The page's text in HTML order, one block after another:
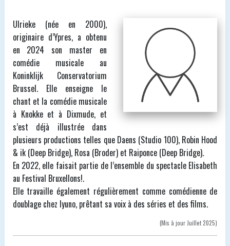
Ulrieke (née en 2000),
originaire d’Ypres, a obtenu
en 2024 son master en
comédie musicale au
Koninklijk Conservatorium
Brussel. Elle enseigne le
chant et la comédie musicale
à Knokke et à Dixmude, et
s’est déjà illustrée dans
plusieurs productions telles que Daens (Studio 100), Robin Hood
& ik (Deep Bridge), Rosa (Broder) et Raiponce (Deep Bridge).
En 2022, elle faisait partie de l’ensemble du spectacle Elisabeth
au Festival Bruxellons!.
Elle travaille également régulièrement comme comédienne de
doublage chez Iyuno, prêtant sa voix à des séries et des films.
(Mis à jour Juillet 2025)